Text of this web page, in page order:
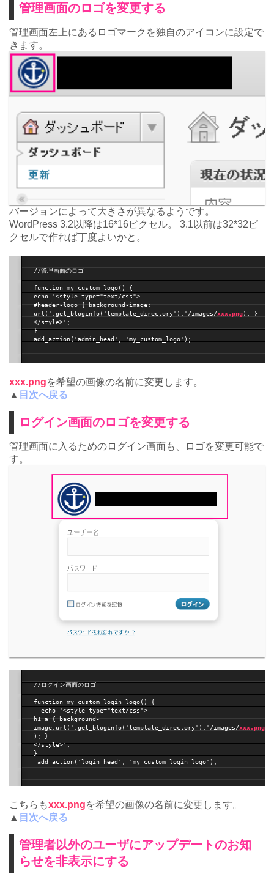
管理画面のロゴを変更する
管理画面左上にあるロゴマークを独自のアイコンに設定で
きます。
バージョンによって大きさが異なるようです。
WordPress 3.2以降は16*16ピクセル。 3.1以前は32*32ピ
クセルで作れば丁度よいかと。
//管理画面のロゴ
function my_custom_logo() {
echo '<style type="text/css">
#header-logo { background-image:
url('.get_bloginfo('template_directory').'/images/xxx.png); }
</style>';
}
add_action('admin_head', 'my_custom_logo');
xxx.pngを希望の画像の名前に変更します。
▲ 目次へ戻る
ログイン画面のロゴを変更する
管理画面に入るためのログイン画面も、ロゴを変更可能で
す。
//ログイン画面のロゴ
function my_custom_login_logo() {
h1 a { background-
image:url('.get_bloginfo('template_directory').'/images/xxx.png
); }
</style>';
}
こちらもxxx.pngを希望の画像の名前に変更します。
▲ 目次へ戻る
管理者以外のユーザにアップデートのお知
らせを非表示にする